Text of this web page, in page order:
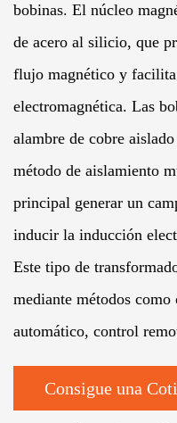
bobinas. El núcleo
de acero al silicio, que
flujo magnético y
electromagnética. Las
alambre de cobre
método de aislamiento
principal generar un
inducir la inducción
Este tipo de
mediante métodos
automático, control
Consigue una